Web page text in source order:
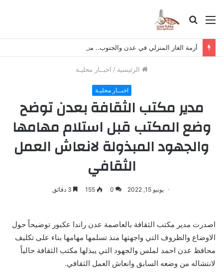
القائمة بحث
الرئيسية / اخبــار محليـة
اخبــار محليـة
مدير مكتب الثقافة بعدن توضح
وضع المكتب قبل استلام مهامها
والجهود المبذولة لانعاش العمل
الثقافي
يونيو 15, 2022 0
155
اصدرت مدير مكتب الثقافة بالعاصمة عدن راندا عكبور توضيحاً حول
الاوضاع والظروف التي واجهتها منذ تسلمها مهامها بناء على تكليف
محافظ عدن احمد لملس والجهود التي يبذلها مكتب الثقافة حالياً
لانتشاله من وضعه السابق وانعاش العمل الثقافي.